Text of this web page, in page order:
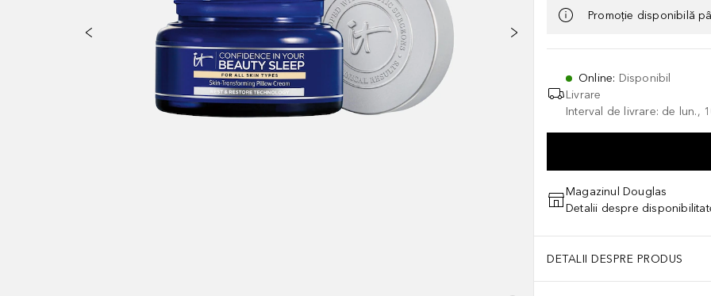
Promoție disponibilă
Online: Disponibil
Livrare
Interval de livrare: de lun.,
Magazinul Douglas
Detalii despre
DETALII DESPRE PRODUS